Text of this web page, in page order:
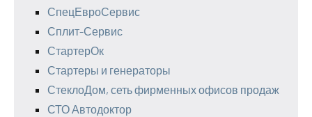
СпецЕвроСервис
Сплит-Сервис
СтартерОк
Стартеры и генераторы
СтеклоДом, сеть фирменных офисов продаж
СТО Автодоктор